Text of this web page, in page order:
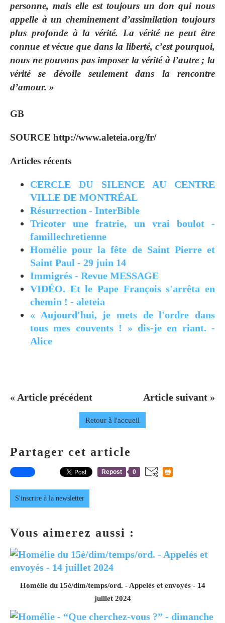
personne, mais elle est toujours un don qui nous
appelle à un cheminement d’assimilation toujours
plus profonde à lavérité. La vériténe peut être
connue et vécue que dans la liberté, c’est pourquoi,
nous ne pouvons pas imposer lavéritéà l’autre ; la
véritése dévoile seulement dans la rencontre
d’amour. »
GB
SOURCE http://www.aleteia.org/fr/
Articles récents
CERCLE DU SILENCE AU CENTRE
VILLE DE MONTRÉAL
Résurrection - InterBible
Tricoter une fratrie, un vrai boulot -
famillechretienne
Homélie pour la fête de Saint Pierre et
Saint Paul - 29 juin 14
Immigrés - Revue MESSAGE
VIDÉO. Et le Pape François s'arrêta en
chemin ! - aleteia
« Aujourd'hui, je mets de l'ordre dans
tous mes couvents ! » dis-je en riant. -
Alice
« Article précédent Article suivant »
Retour à l'accueil
Partager cet article
Repost 0
S'inscrire à la newsletter
Vous aimerez aussi :
Homélie du 15è/dim/temps/ord. - Appelés et envoyés - 14
juillet 2024